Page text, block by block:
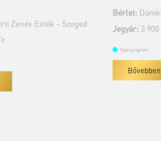
Dómkerti Zenés Esték - Szeged
Jegyár:3 900 Ft